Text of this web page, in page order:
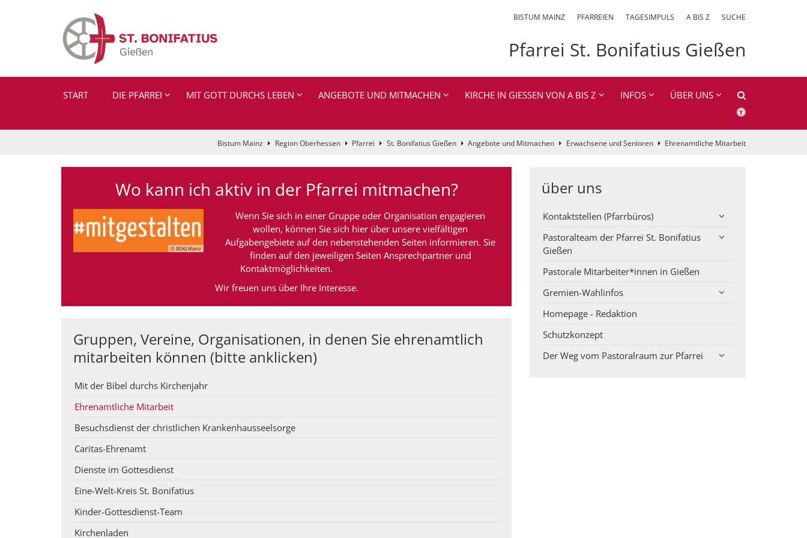
BISTUM MAINZ PFARREIEN TAGESIMPULS A BIS Z SUCHE
Pfarrei St. Bonifatius Gießen
START DIE PFARREI MIT GOTT DURCHS LEBEN ANGEBOTE UND MITMACHEN KIRCHE IN GIESSEN VON A BIS Z INFOS ÜBER UNS
Bistum Mainz Region Oberhessen Pfarrei St. Bonifatius Gießen Angebote und Mitmachen Erwachsene und Senioren Ehrenamtliche Mitarbeit
Wo kann ich aktiv in der Pfarrei mitmachen?
© BDKJ Mainz
Wenn Sie sich in einer Gruppe oder Organisation engagieren
wollen, können Sie sich hier über unsere vielfältigen
Aufgabengebiete auf den nebenstehenden Seiten informieren. Sie
finden auf den jeweiligen Seiten Ansprechpartner und
Kontaktmöglichkeiten.
Wir freuen uns über Ihre Interesse.
Gruppen, Vereine, Organisationen, in denen Sie ehrenamtlich
mitarbeiten können (bitte anklicken)
Mit der Bibel durchs Kirchenjahr
Ehrenamtliche Mitarbeit
Besuchsdienst der christlichen Krankenhausseelsorge
Caritas-Ehrenamt
Dienste im Gottesdienst
Eine-Welt-Kreis St. Bonifatius
Kinder-Gottesdienst-Team
Kirchenladen
über uns
Kontaktstellen (Pfarrbüros)
Pastoralteam der Pfarrei St. Bonifatius
Gießen
Pastorale Mitarbeiter*innen in Gießen
Gremien-Wahlinfos
Homepage - Redaktion
Schutzkonzept
Der Weg vom Pastoralraum zur Pfarrei